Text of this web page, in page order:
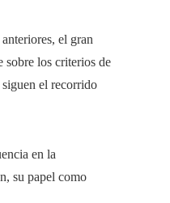
el gran
sobre los criterios de
el recorrido
en la
su papel como